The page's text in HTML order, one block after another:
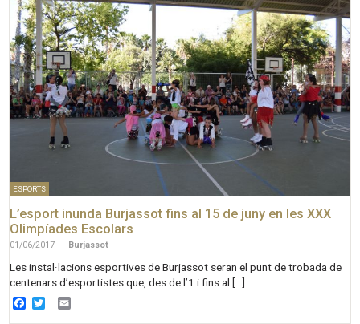
ESPORTS
L’esport inunda Burjassot fins al 15 de juny en les XXX
Olimpíades Escolars
01/06/2017 Burjassot
Les instal·lacions esportives de Burjassot seran el punt de trobada de
centenars d’esportistes que, des de l’1 i fins al […]
Facebook
Twitter